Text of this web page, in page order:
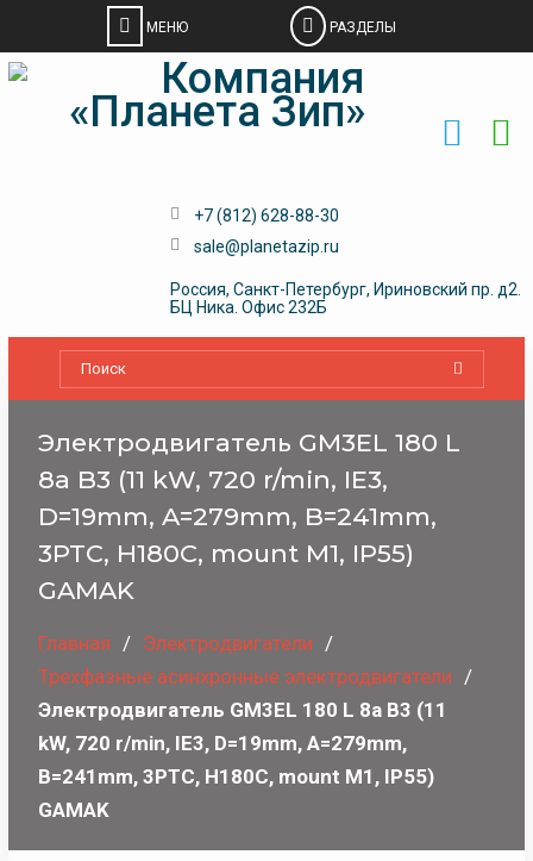
Skip
+7 (812) 628-88-30
sale@planetazip.ru
Россия, Санкт-Петербург, Ириновский пр. д2.
БЦ Ника. Офис 232Б
Электродвигатель GM3EL 180 L
8a B3 (11 kW, 720 r/min, IE3,
D=19mm, A=279mm, B=241mm,
3PTC, H180C, mount M1, IP55)
GAMAK
Главная
Электродвигатели
Трехфазные асинхронные электродвигатели
Электродвигатель GM3EL 180 L 8a B3 (11
kW, 720 r/min, IE3, D=19mm, A=279mm,
B=241mm, 3PTC, H180C, mount M1, IP55)
GAMAK